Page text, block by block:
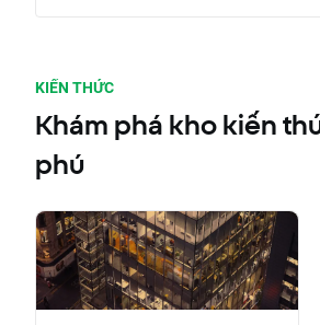
KIẾN THỨC
Khám phá kho kiến
phú